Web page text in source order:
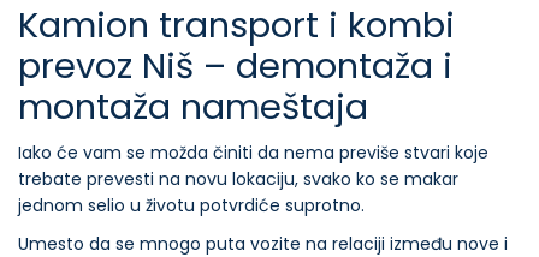
Kamion transport i kombi
prevoz Niš – demontaža i
montaža nameštaja
Iako će vam se možda činiti da nema previše stvari koje
trebate prevesti na novu lokaciju, svako ko se makar
jednom selio u životu potvrdiće suprotno.
Umesto da se mnogo puta vozite na relaciji između nove i